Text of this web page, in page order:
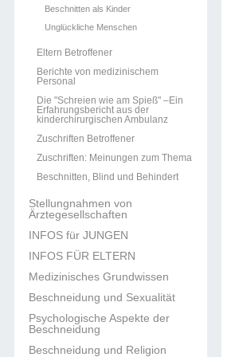
Beschnitten als Kinder
Unglückliche Menschen
Eltern Betroffener
Berichte von medizinischem
Personal
Die "Schreien wie am Spieß" –Ein
Erfahrungsbericht aus der
kinderchirurgischen Ambulanz
Zuschriften Betroffener
Zuschriften: Meinungen zum Thema
Beschnitten, Blind und Behindert
Stellungnahmen von
Ärztegesellschaften
INFOS für JUNGEN
INFOS FÜR ELTERN
Medizinisches Grundwissen
Beschneidung und Sexualität
Psychologische Aspekte der
Beschneidung
Beschneidung und Religion